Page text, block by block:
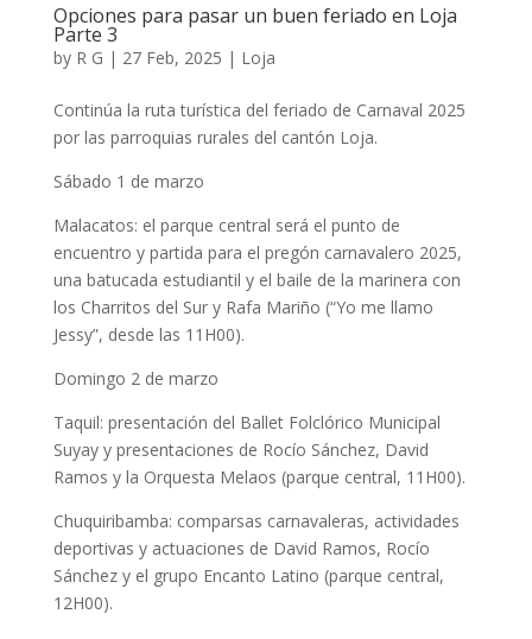
Opciones para pasar un buen feriado en Loja
Parte 3
by R G | 27 Feb, 2025 | Loja
Continúa la ruta turística del feriado de Carnaval 2025
por las parroquias rurales del cantón Loja.
Sábado 1 de marzo
Malacatos: el parque central será el punto de
encuentro y partida para el pregón carnavalero 2025,
una batucada estudiantil y el baile de la marinera con
los Charritos del Sur y Rafa Mariño (“Yo me llamo
Jessy”, desde las 11H00).
Domingo 2 de marzo
Taquil: presentación del Ballet Folclórico Municipal
Suyay y presentaciones de Rocío Sánchez, David
Ramos y la Orquesta Melaos (parque central, 11H00).
Chuquiribamba: comparsas carnavaleras, actividades
deportivas y actuaciones de David Ramos, Rocío
Sánchez y el grupo Encanto Latino (parque central,
12H00).